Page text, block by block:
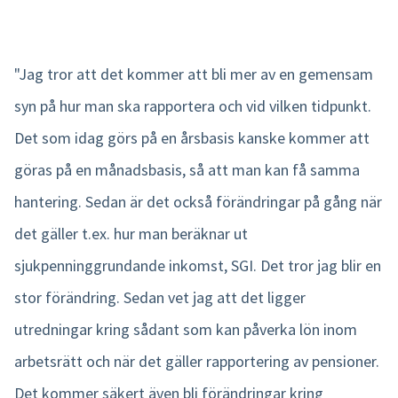
"Jag tror att det kommer att bli mer av en gemensam
syn på hur man ska rapportera och vid vilken tidpunkt.
Det som idag görs på en årsbasis kanske kommer att
göras på en månadsbasis, så att man kan få samma
hantering. Sedan är det också förändringar på gång när
det gäller t.ex. hur man beräknar ut
sjukpenninggrundande inkomst, SGI. Det tror jag blir en
stor förändring. Sedan vet jag att det ligger
utredningar kring sådant som kan påverka lön inom
arbetsrätt och när det gäller rapportering av pensioner.
Det kommer säkert även bli förändringar kring